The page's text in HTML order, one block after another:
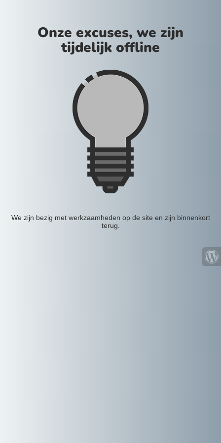
Onze excuses, we zijn
tijdelijk offline
We zijn bezig met werkzaamheden op de site en zijn binnenkort
terug.